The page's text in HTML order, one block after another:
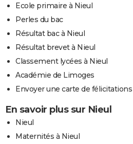
Ecole primaire à Nieul
Perles du bac
Résultat bac à Nieul
Résultat brevet à Nieul
Classement lycées à Nieul
Académie de Limoges
Envoyer une carte de félicitations
En savoir plus sur Nieul
Nieul
Maternités à Nieul